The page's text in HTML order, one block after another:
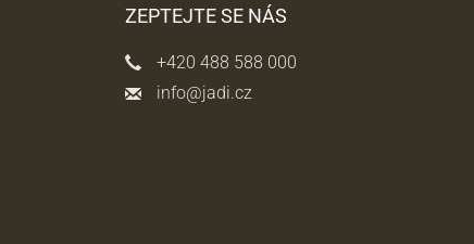
ZEPTEJTE SE NÁS
+420 488 588 000
info@jadi.cz